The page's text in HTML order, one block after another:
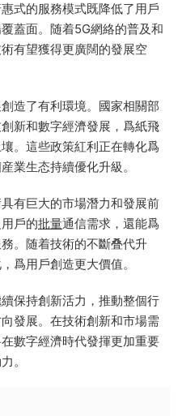
式的服務模式既降低了用戶
蓋面。随着5G網絡的普及和
有望獲得更廣闊的發展空
造了有利環境。國家相關部
新和數字經濟發展，爲紙飛
。這些政策紅利正在轉化爲
業生态持續優化升級。
有巨大的市場潛力和發展前
戶的批量通信需求，還能爲
。随着技術的不斷叠代升
爲用戶創造更大價值。
保持創新活力，推動整個行
發展。在技術創新和市場需
數字經濟時代發揮更加重要
。